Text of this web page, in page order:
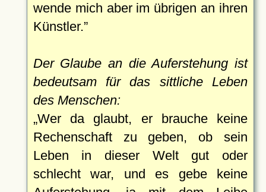
wende mich aber im übrigen an ihren
Künstler.
Der Glaube an die Auferstehung ist
bedeutsam für das sittliche Leben
des Menschen:
Wer da glaubt, er brauche keine
Rechenschaft zu geben, ob sein
Leben in dieser Welt gut oder
schlecht war, und es gebe keine